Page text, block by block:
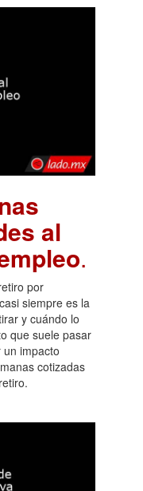
al
.
por
siempre es la
y cuándo lo
que suele pasar
impacto
cotizadas